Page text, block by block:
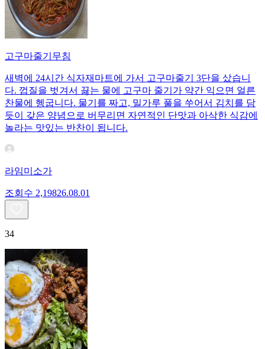
고구마줄기무침
새벽에 24시간 식자재마트에 가서 고구마줄기 3단을 샀습니
다. 껍질을 벗겨서 끓는 물에 고구마 줄기가 약간 익으면 얼른
찬물에 헹굽니다. 물기를 짜고, 밀가루 풀을 쑤어서 김치를 담
듯이 갖은 양념으로 버무리면 자연적인 단맛과 아삭한 식감에
놀라는 맛있는 반찬이 됩니다.
라임미소가
조회수 2,19826.08.01
34